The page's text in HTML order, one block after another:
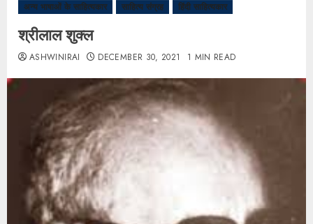
अन्य भाषाओं के साहित्यकार साहित्य संग्रह हिंदी साहित्यकार
श्रीलाल शुक्ल
ASHWINIRAI DECEMBER 30, 2021 1 MIN READ